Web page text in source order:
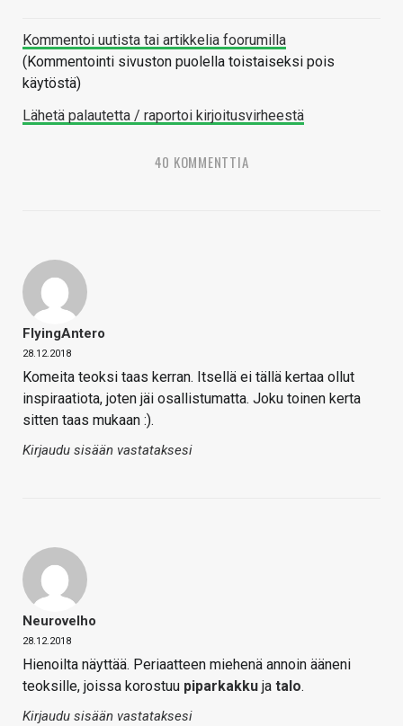
Kommentoi uutista tai artikkelia foorumilla
(Kommentointi sivuston puolella toistaiseksi pois
käytöstä)
Lähetä palautetta / raportoi kirjoitusvirheestä
40 KOMMENTTIA
FlyingAntero
28.12.2018
Komeita teoksi taas kerran. Itsellä ei tällä kertaa ollut
inspiraatiota, joten jäi osallistumatta. Joku toinen kerta
sitten taas mukaan :).
Kirjaudu sisään vastataksesi
Neurovelho
28.12.2018
Hienoilta näyttää. Periaatteen miehenä annoin ääneni
teoksille, joissa korostuu piparkakku ja talo.
Kirjaudu sisään vastataksesi